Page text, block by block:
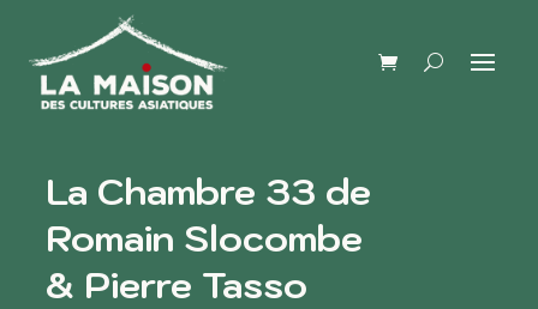
La Chambre 33 de
Romain Slocombe
& Pierre Tasso